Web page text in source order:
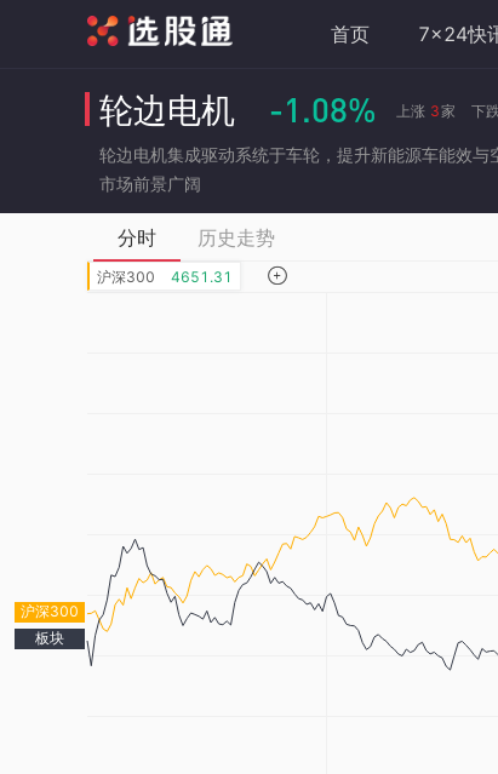
首页 7x24快
轮边电机 -1.08% 上涨 3家 下跌
轮边电机集成驱动系统于车轮，提升新能源车能效与
市场前景广阔
分时 历史走势
沪深300 4651.31 
沪深300
板块